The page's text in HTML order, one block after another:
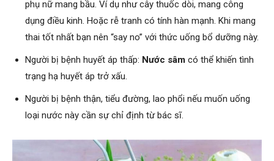
phụ nữ mang bầu. Ví dụ như cây thuốc dòi, mang công
dụng điều kinh. Hoặc rễ tranh có tính hàn mạnh. Khi mang
thai tốt nhất bạn nên “say no” với thức uống bổ dưỡng này.
Người bị bệnh huyết áp thấp: Nước sâm có thể khiến tình
trạng hạ huyết áp trở xấu.
Người bị bệnh thận, tiểu đường, lao phổi nếu muốn uống
loại nước này cần sự chỉ định từ bác sĩ.